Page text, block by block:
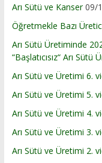
Arı Sütü ve Kanser 09/
Öğretmekle Bazı
Arı Sütü Üretiminde
“Başlatıcısız“ Arı Sütü
Arı Sütü ve Üretimi 6.
Arı Sütü ve Üretimi 5.
Arı Sütü ve Üretimi 4.
Arı Sütü ve Üretimi 3.
Arı Sütü ve Üretimi 2.